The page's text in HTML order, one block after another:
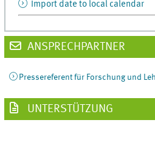
Import date to local calendar
ANSPRECHPARTNER
Pressereferent für Forschung und
UNTERSTÜTZUNG